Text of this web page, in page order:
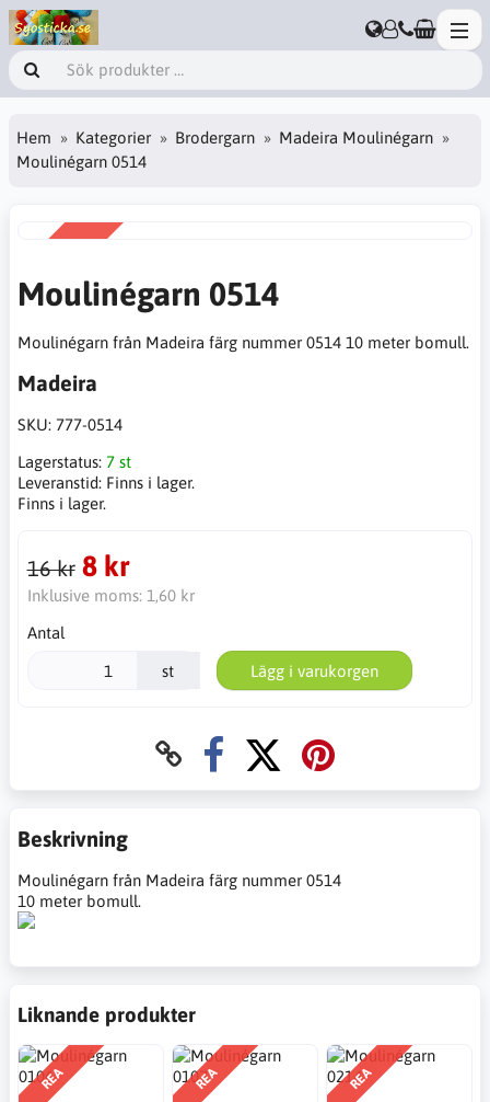
Hem Kategorier Brodergarn
Madeira Moulinégarn
Moulinégarn 0514
Moulinégarn 0514
Moulinégarn från Madeira färg nummer 0514 10 meter bomull.
Madeira
SKU: 777-0514
Lagerstatus: 7 st
Leveranstid: Finns i lager.
Finns i lager.
16 kr 8 kr
Inklusive moms: 1,60 kr
Antal
st Lägg i varukorgen
Beskrivning
Moulinégarn från Madeira färg nummer 0514
10 meter bomull.
Liknande produkter
REA REA REA